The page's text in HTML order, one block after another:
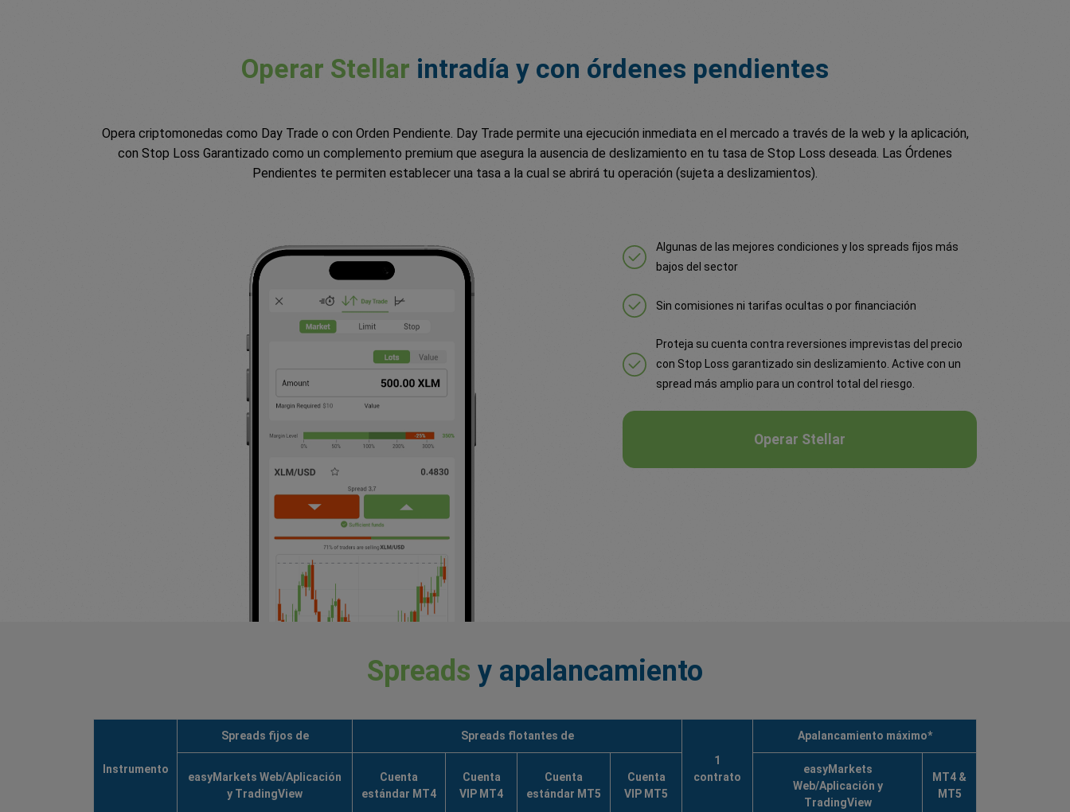
Operar Stellar intradía y con órdenes pendientes
Opera criptomonedas como Day Trade o con Orden Pendiente. Day Trade permite una ejecución inmediata en el mercado a través de la web y la aplicación,
con Stop Loss Garantizado como un complemento premium que asegura la ausencia de deslizamiento en tu tasa de Stop Loss deseada. Las Órdenes
Pendientes te permiten establecer una tasa a la cual se abrirá tu operación (sujeta a deslizamientos).
Algunas de las mejores condiciones y los spreads fijos más
bajos del sector
Sin comisiones ni tarifas ocultas o por financiación
Proteja su cuenta contra reversiones imprevistas del precio
con Stop Loss garantizado sin deslizamiento. Active con un
spread más amplio para un control total del riesgo.
Operar Stellar
Spreads y apalancamiento
Instrumento
Spreads fijos de
Spreads flotantes de
1
contrato
Apalancamiento máximo*
easyMarkets Web/Aplicación
y TradingView
Cuenta
estándar MT4
Cuenta
VIP MT4
Cuenta
estándar MT5
Cuenta
VIP MT5
easyMarkets
Web/Aplicación y
TradingView
MT4 &
MT5